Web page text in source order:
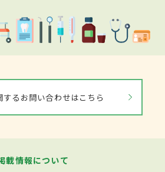
するお問い合わせはこちら
載情報について